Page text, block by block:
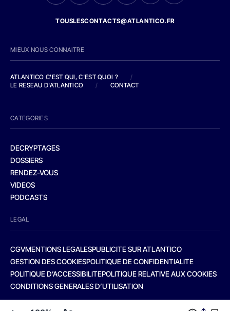
TOUSLESCONTACTS@ATLANTICO.FR
MIEUX NOUS CONNAITRE
ATLANTICO C'EST QUI, C'EST QUOI ?
/
LE RESEAU D'ATLANTICO
/ CONTACT
CATEGORIES
DECRYPTAGES
DOSSIERS
RENDEZ-VOUS
VIDEOS
PODCASTS
LEGAL
CGVMENTIONS LEGALESPUBLICITE SUR ATLANTICO
GESTION DES COOKIESPOLITIQUE DE CONFIDENTIALITE
POLITIQUE D’ACCESSIBILITEPOLITIQUE RELATIVE AUX COOKIES
CONDITIONS GENERALES D’UTILISATION